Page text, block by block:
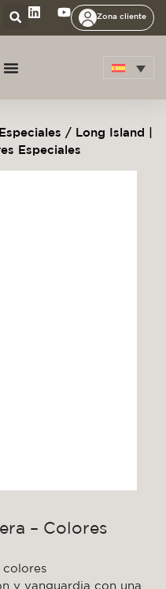
Zona cliente
/ Long Island |
Especiales
– Colores
colores
y vanguardia con una